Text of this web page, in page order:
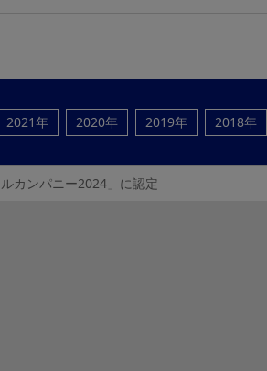
2021年 2020年 2019年 2018年
カンパニー2024」に認定